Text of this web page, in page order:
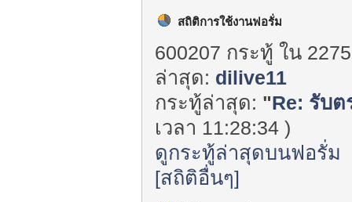
สถิติการใช้งานฟอรั่ม
600207 กระทู้ ใน
ล่าสุด: dilive11
กระทู้ล่าสุด: "Re: รับ
เวลา 11:28:34 )
ดูกระทู้ล่าสุดบนฟอรั่ม
[สถิติอื่นๆ]